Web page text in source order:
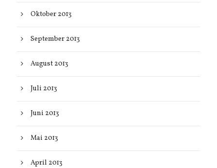
Oktober 2013
September 2013
August 2013
Juli 2013
Juni 2013
Mai 2013
April 2013